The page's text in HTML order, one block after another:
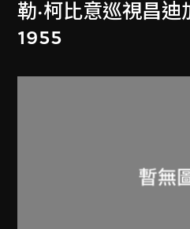
勒·柯比意巡視昌迪
1955